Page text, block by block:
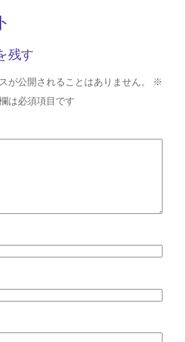
残す
が公開されることはありません。
※
は必須項目です